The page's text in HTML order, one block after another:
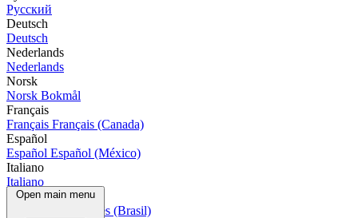
Русский
Deutsch
Deutsch
Nederlands
Nederlands
Norsk
Norsk Bokmål
Français
Français Français (Canada)
Español
Español Español (México)
Italiano
Italiano
Português
Português (Brasil)
Open main menu